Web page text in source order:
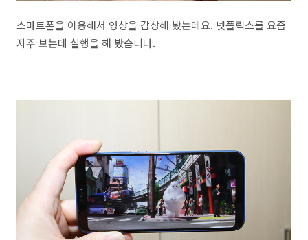
스마트폰을 이용해서 영상을 감상해 봤는데요. 넷플릭스를 요즘
자주 보는데 실행을 해 봤습니다.